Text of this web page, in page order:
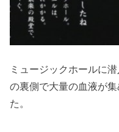
ミュージックホールに
の裏側で大量の血液が
た。